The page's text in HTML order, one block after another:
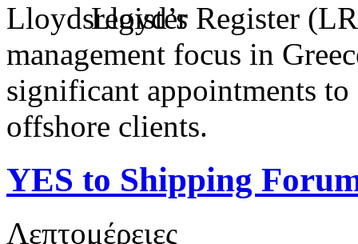
Lloyd’s Register
management focus in
significant appointments
offshore clients.
YES to Shipping
Λεπτομέρειες